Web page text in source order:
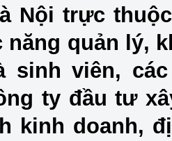
Nội trực
quản lý,
sinh viên,
ty đầu tư
kinh doanh,